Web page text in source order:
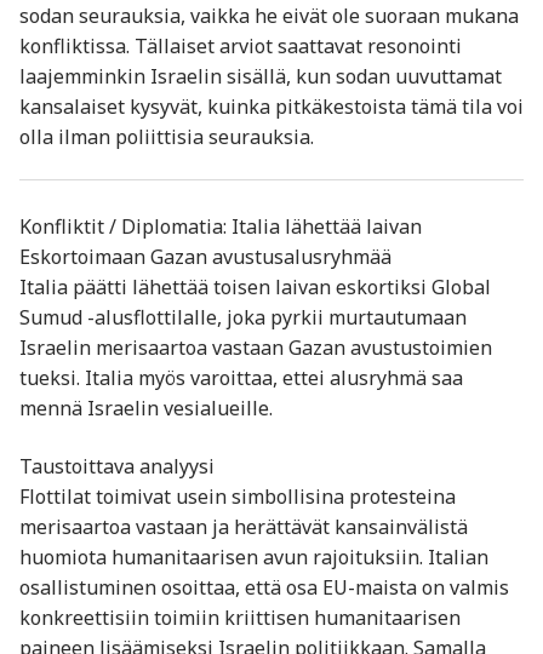
sodan seurauksia, vaikka he eivät ole suoraan mukana
konfliktissa. Tällaiset arviot saattavat resonointi
laajemminkin Israelin sisällä, kun sodan uuvuttamat
kansalaiset kysyvät, kuinka pitkäkestoista tämä tila voi
olla ilman poliittisia seurauksia.
Konfliktit / Diplomatia: Italia lähettää laivan
Eskortoimaan Gazan avustusalusryhmää
Italia päätti lähettää toisen laivan eskortiksi Global
Sumud -alusflottilalle, joka pyrkii murtautumaan
Israelin merisaartoa vastaan Gazan avustustoimien
tueksi. Italia myös varoittaa, ettei alusryhmä saa
mennä Israelin vesialueille.
Taustoittava analyysi
Flottilat toimivat usein simbollisina protesteina
merisaartoa vastaan ja herättävät kansainvälistä
huomiota humanitaarisen avun rajoituksiin. Italian
osallistuminen osoittaa, että osa EU-maista on valmis
konkreettisiin toimiin kriittisen humanitaarisen
paineen lisäämiseksi Israelin politiikkaan. Samalla